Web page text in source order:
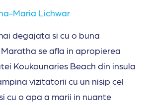
Maria Lichwar
degajata si cu o buna
se afla in apropierea
Koukounaries Beach din insula
vizitatorii cu un nisip cel
cu o apa a marii in nuante